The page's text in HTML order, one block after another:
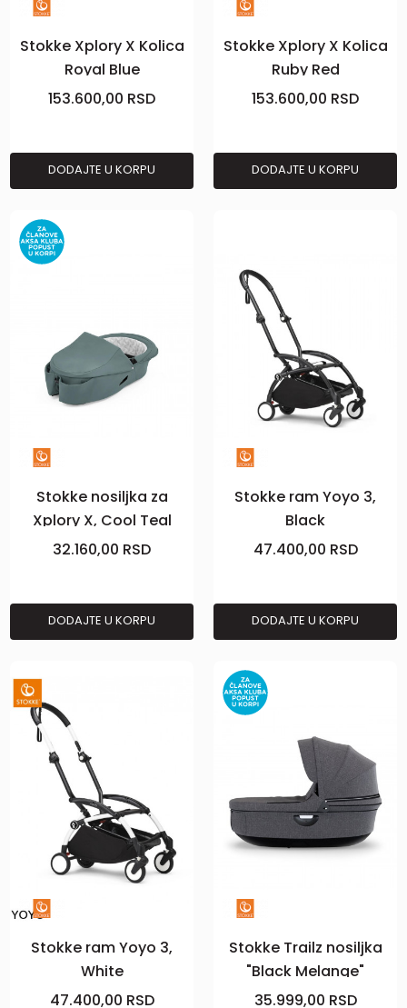
Stokke Xplory X Kolica
Royal Blue
153.600,00 RSD
DODAJTE U KORPU
Stokke Xplory X Kolica
Ruby Red
153.600,00 RSD
DODAJTE U KORPU
Stokke nosiljka za
Xplory X, Cool Teal
32.160,00 RSD
DODAJTE U KORPU
Stokke ram Yoyo 3,
Black
47.400,00 RSD
DODAJTE U KORPU
Stokke ram Yoyo 3,
White
47.400,00 RSD
Stokke Trailz nosiljka
"Black Melange"
35.999,00 RSD